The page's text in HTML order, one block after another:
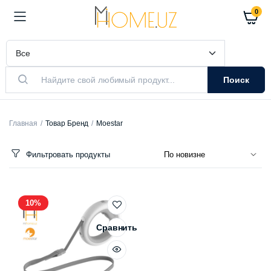
0
Поиск
Главная Товар Бренд Moestar
Фильтровать продукты
10%
Сравнить